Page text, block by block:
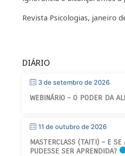
Revista Psicologias, janeiro
DIÁRIO
3 de setembro de 2026
WEBINÁRIO – O PODER DA
11 de outubro de 2026
MASTERCLASS (TAITI) – E SE
PUDESSE SER APRENDIDA?